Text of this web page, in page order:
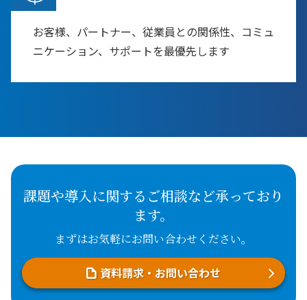
お客様、パートナー、従業員との関係性、コミュ
ニケーション、サポートを最優先します
課題や導入に関するご相談など承っており
ます。
まずはお気軽にお問い合わせください。
資料請求・お問い合わせ